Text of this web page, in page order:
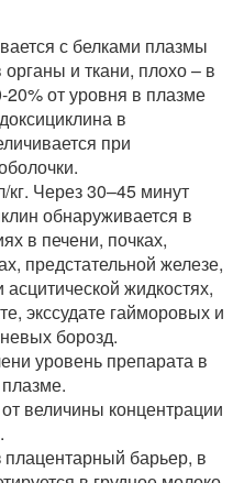
с белками плазмы
и ткани, плохо – в
от уровня в плазме
в
при
Через 30–45 минут
обнаруживается в
в печени, почках,
предстательной железе,
жидкостях,
экссудате гайморовых и
борозд.
уровень препарата в
величины концентрации
плацентарный барьер, в